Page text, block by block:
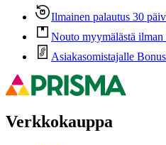
Ilmainen palautus 30
Nouto myymälästä
Asiakasomistajalle
Verkkokauppa